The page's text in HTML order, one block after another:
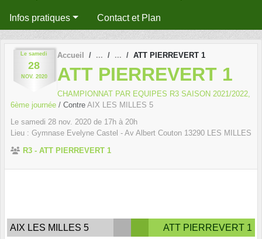
Infos pratiques Contact et Plan
Le samedi
28
NOV. 2020
Accueil ATT PIERREVERT 1
ATT PIERREVERT 1
CHAMPIONNAT PAR EQUIPES R3 SAISON 2021/2022,
6ème journée / Contre AIX LES MILLES 5
Le samedi 28 nov. 2020 de 17h à 20h
Lieu : Gymnase Evelyne Castel - Av Albert Couton 13290 LES MILLES
R3 - ATT PIERREVERT 1
AIX LES MILLES 5 ATT PIERREVERT 1